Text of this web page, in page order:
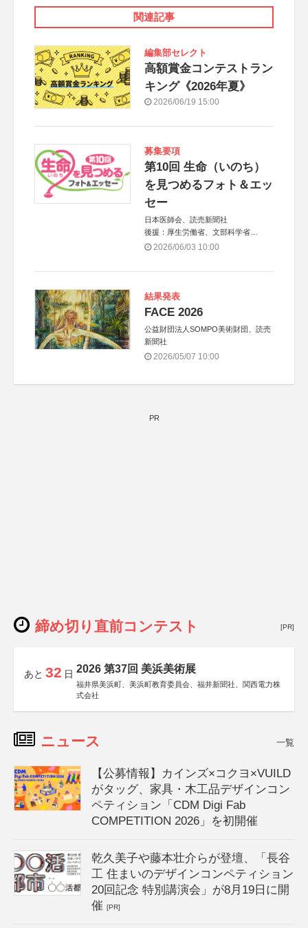
関連記事
編集部セレクト
高額賞金コンテストラン
キング《2026年夏》
2026/06/19 15:00
募集要項
第10回 生命（いのち）
を見つめるフォト＆エッ
セー
日本医師会、読売新聞社
後援：厚生労働省、文部科学省
協賛：東京海上日動火災保険株式会
2026/06/03 10:00
結果発表
FACE 2026
公益財団法人SOMPO美術財団、読売
新聞社
2026/05/07 10:00
PR
締め切り直前コンテスト [PR]
あと 32 日 2026 第37回 美浜美術展
福井県美浜町、美浜町教育委員会、福井新聞社、関西電力株
式会社
ニュース 一覧
【公募情報】カインズ×コクヨ×VUILD
がタッグ、家具・木工品デザインコン
ペティション「CDM Digi Fab
COMPETITION 2026」を初開催
乾久美子や藤本壮介らが登壇、「長谷
工 住まいのデザインコンペティション
20回記念 特別講演会」が8月19日に開
催[PR]